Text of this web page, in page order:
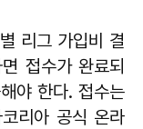
리그 가입비 결
접수가 완료되
야 한다. 접수는
리아 공식 온라